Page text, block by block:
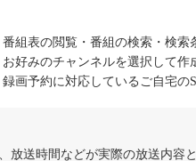
番組表の閲覧・番組の検索・検索
お好みのチャンネルを選択して作
録画予約に対応しているご自宅の
放送時間などが実際の放送内容